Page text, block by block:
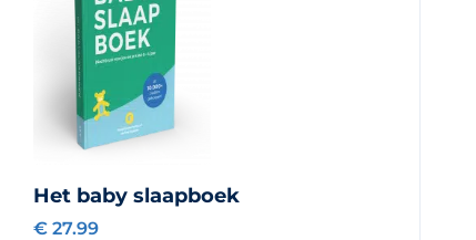
Het baby slaapboek
€ 27.99